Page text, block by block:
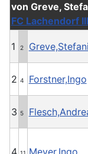
FC Lachendorf III
1 2
2 4 Forstner,Ingo
3 5